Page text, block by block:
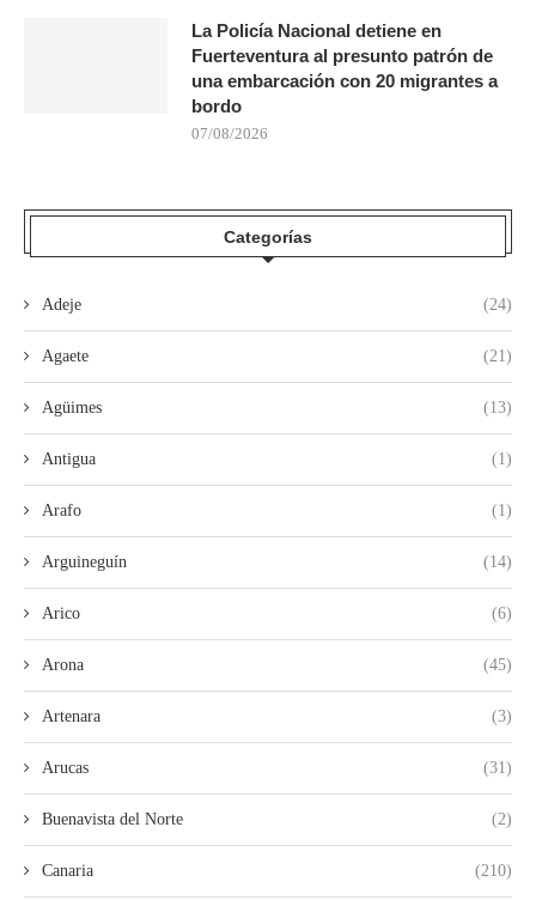
La Policía Nacional detiene en
Fuerteventura al presunto patrón de
una embarcación con 20 migrantes a
bordo
07/08/2026
Categorías
Adeje (24)
Agaete (21)
Agüimes (13)
Antigua (1)
Arafo (1)
Arguineguín (14)
Arico (6)
Arona (45)
Artenara (3)
Arucas (31)
Buenavista del Norte (2)
Canaria (210)